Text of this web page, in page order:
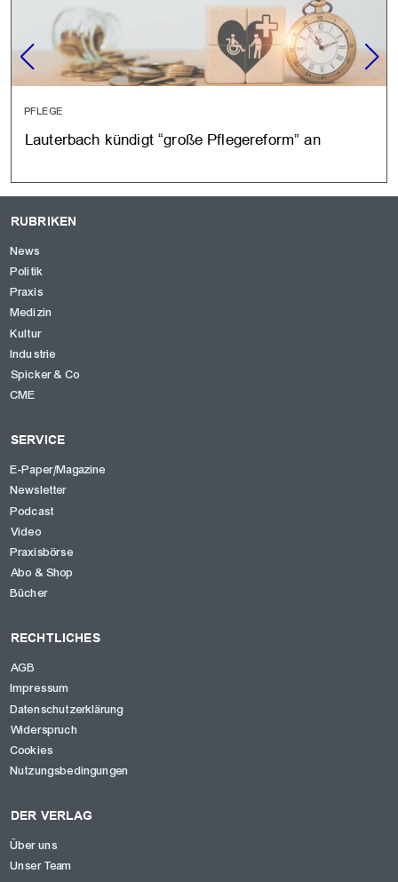
PFLEGE
Lauterbach kündigt “große Pflegereform” an
RUBRIKEN
News
Politik
Praxis
Medizin
Kultur
Industrie
Spicker & Co
CME
SERVICE
E-Paper/Magazine
Newsletter
Podcast
Video
Praxisbörse
Abo & Shop
Bücher
RECHTLICHES
AGB
Impressum
Datenschutzerklärung
Widerspruch
Cookies
Nutzungsbedingungen
DER VERLAG
Über uns
Unser Team